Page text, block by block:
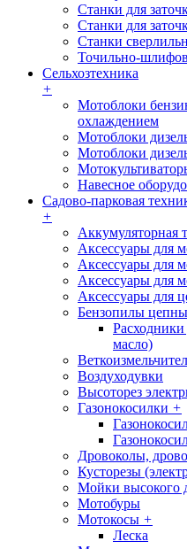
Станки для
Станки для
Станки
Точильно-
Сельхозтехника
+
Мотоблоки
охлаждением
Мотоблоки
Мотоблоки
Навесное
Садово-парковая
+
Аккумуляторная
Аксессуары для
Аксессуары для
Аксессуары для
Аксессуары для
Бензопилы
масло)
Воздуходувки
Высоторез
Газонокосилки +
Дровоколы,
Кусторезы
Мойки высокого
Мотобуры
Мотокосы +
Леска